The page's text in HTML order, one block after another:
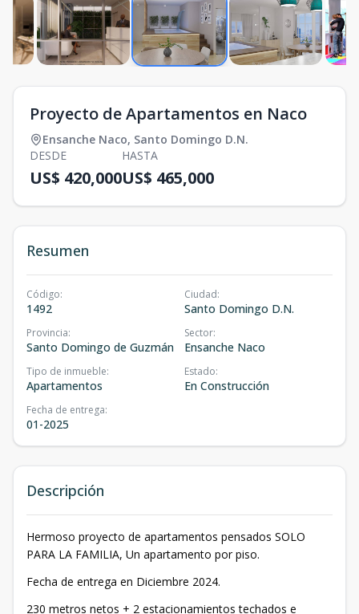
Proyecto de Apartamentos en Naco
Ensanche Naco, Santo Domingo D.N.
DESDE
US$ 420,000
HASTA
US$ 465,000
Resumen
Código:
1492
Ciudad:
Santo Domingo D.N.
Provincia:
Santo Domingo de Guzmán
Sector:
Ensanche Naco
Tipo de inmueble:
Apartamentos
Estado:
En Construcción
Fecha de entrega:
01-2025
Descripción
Hermoso proyecto de apartamentos pensados SOLO
PARA LA FAMILIA, Un apartamento por piso.
Fecha de entrega en Diciembre 2024.
230 metros netos + 2 estacionamientos techados e